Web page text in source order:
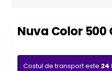
Nuva Color 500
Costul de transport este 24